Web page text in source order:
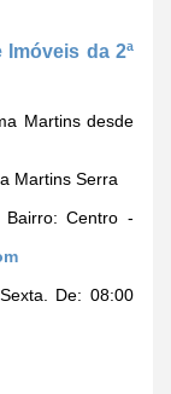
da 2ª
Martins desde
Martins Serra
Centro -
De: 08:00